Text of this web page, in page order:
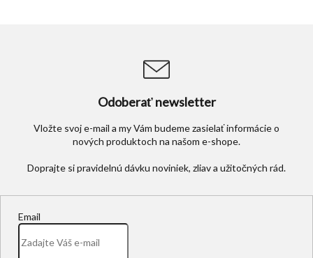
Odoberať newsletter
Vložte svoj e-mail a my Vám budeme zasielať informácie o
nových produktoch na našom e-shope.
Email